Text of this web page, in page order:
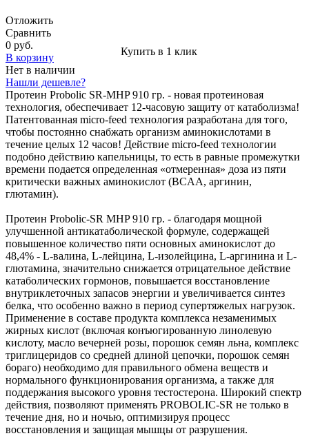
Отложить
Сравнить
0 руб.
В корзину
Купить в 1 клик
Нет в наличии
Нашли дешевле?
Протеин Probolic SR-MHP 910 гр. - новая протеиновая
технология, обеспечивает 12-часовую защиту от катаболизма!
Патентованная micro-feed технология разработана для того,
чтобы постоянно снабжать организм аминокислотами в
течение целых 12 часов! Действие micro-feed технологии
подобно действию капельницы, то есть в равные промежутки
времени подается определенная «отмеренная» доза из пяти
критически важных аминокислот (BCAA, аргинин,
глютамин).
Протеин Probolic-SR MHP 910 гр. - благодаря мощной
улучшенной антикатаболической формуле, содержащей
повышенное количество пяти основных аминокислот до
48,4% - L-валина, L-лейцина, L-изолейцина, L-аргинина и L-
глютамина, значительно снижается отрицательное действие
катаболических гормонов, повышается восстановление
внутриклеточных запасов энергии и увеличивается синтез
белка, что особенно важно в период супертяжелых нагрузок.
Применение в составе продукта комплекса незаменимых
жирных кислот (включая конъюгированную линолевую
кислоту, масло вечерней розы, порошок семян льна, комплекс
триглицеридов со средней длиной цепочки, порошок семян
бораго) необходимо для правильного обмена веществ и
нормального функционирования организма, а также для
поддержания высокого уровня тестостерона. Широкий спектр
действия, позволяют применять PROBOLIC-SR не только в
течение дня, но и ночью, оптимизируя процесс
восстановления и защищая мышцы от разрушения.